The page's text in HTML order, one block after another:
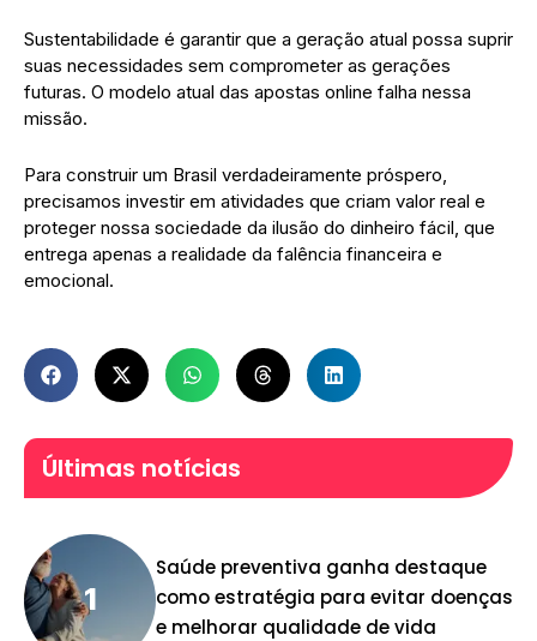
​Sustentabilidade é garantir que a geração atual possa suprir
suas necessidades sem comprometer as gerações
futuras. O modelo atual das apostas online falha nessa
missão.
​Para construir um Brasil verdadeiramente próspero,
precisamos investir em atividades que criam valor real e
proteger nossa sociedade da ilusão do dinheiro fácil, que
entrega apenas a realidade da falência financeira e
emocional.
Últimas notícias
Saúde preventiva ganha destaque
como estratégia para evitar doenças
e melhorar qualidade de vida